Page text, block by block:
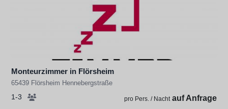
Monteurzimmer in Flörsheim
65439 Flörsheim Hennebergstraße
1-3 pro Pers. / Nacht auf Anfrage